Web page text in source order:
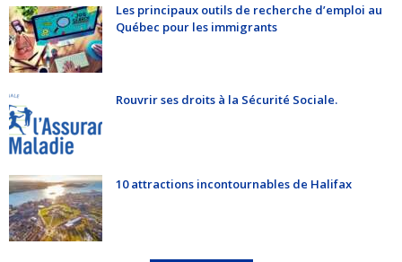
Les principaux outils de recherche d’emploi au
Québec pour les immigrants
Rouvrir ses droits à la Sécurité Sociale.
10 attractions incontournables de Halifax